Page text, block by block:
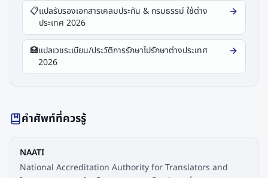
📋แปลรับรองเอกสารเคลมประกัน & กรมธรรม์ ใช้ต่าง
ประเทศ 2026
🏥แปลเวชระเบียน/ประวัติการรักษาไปรักษาต่างประเทศ
2026
คำศัพท์ที่ควรรู้
NAATI
National Accreditation Authority for Translators and